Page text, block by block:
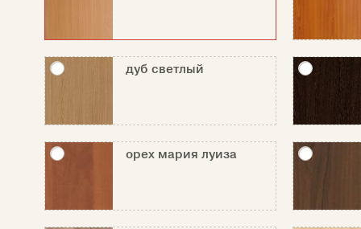
дуб светлый
орех мария луиза